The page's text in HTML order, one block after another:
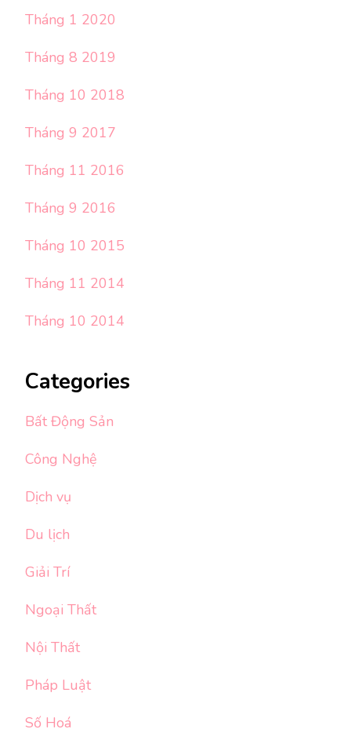
Tháng 1 2020
Tháng 8 2019
Tháng 10 2018
Tháng 9 2017
Tháng 11 2016
Tháng 9 2016
Tháng 10 2015
Tháng 11 2014
Tháng 10 2014
Categories
Bất Động Sản
Công Nghệ
Dịch vụ
Du lịch
Giải Trí
Ngoại Thất
Nội Thất
Pháp Luật
Số Hoá